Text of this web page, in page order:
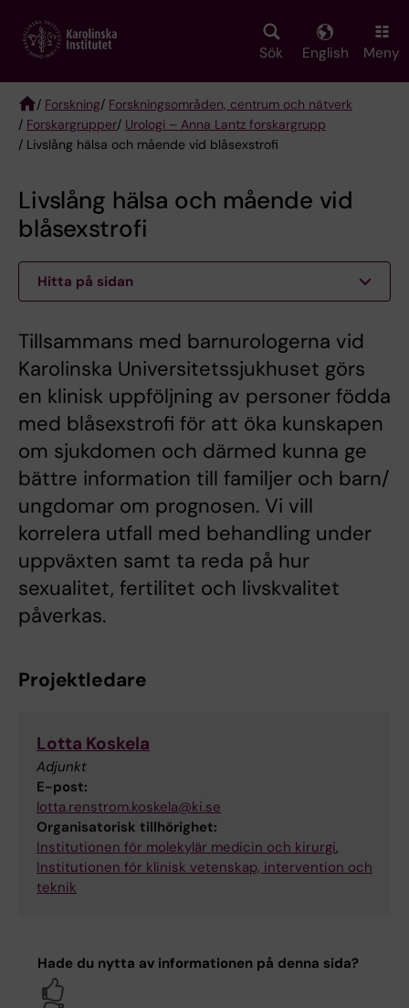
main
Sök English Meny
Breadcrumb
/ Forskning/ Forskningsområden, centrum och nätverk
/ Forskargrupper/ Urologi – Anna Lantz forskargrupp
/ Livslång hälsa och mående vid blåsexstrofi
Livslång hälsa och mående vid
blåsexstrofi
Hitta på sidan
Tillsammans med barnurologerna vid
Karolinska Universitetssjukhuset görs
en klinisk uppföljning av personer födda
med blåsexstrofi för att öka kunskapen
om sjukdomen och därmed kunna ge
bättre information till familjer och barn/
ungdomar om prognosen. Vi vill
korrelera utfall med behandling under
uppväxten samt ta reda på hur
sexualitet, fertilitet och livskvalitet
påverkas.
Projektledare
Lotta Koskela
Adjunkt
E-post:
lotta.renstrom.koskela@ki.se
Organisatorisk tillhörighet:
Institutionen för molekylär medicin och kirurgi,
Institutionen för klinisk vetenskap, intervention och
teknik
Hade du nytta av informationen på denna sida?